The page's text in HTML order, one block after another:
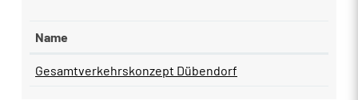
Name
Gesamtverkehrskonzept Dübendorf